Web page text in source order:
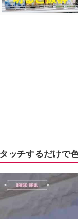
タッチするだけで